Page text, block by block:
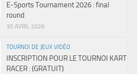
E-Sports Tournament 2026 : final
round
30 AVRIL 2026
TOURNOI DE JEUX VIDÉO
INSCRIPTION POUR LE TOURNOI KART
RACER : (GRATUIT)